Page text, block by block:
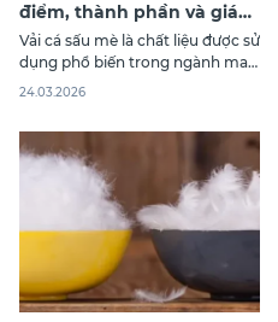
điểm, thành phần và giá
vải mới nhất
Vải cá sấu mè là chất liệu được sử
dụng phổ biến trong ngành may
mặc nhờ độ bền cao, khả năng
trưng. Tuy nhiên, không phải ai
cũng hiểu rõ về đặc điểm, cách
phân biệt cũng như chất lượng
24.03.2026